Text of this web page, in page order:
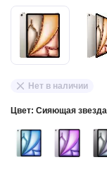
Нет в наличии
Цвет: Сияющая звезда